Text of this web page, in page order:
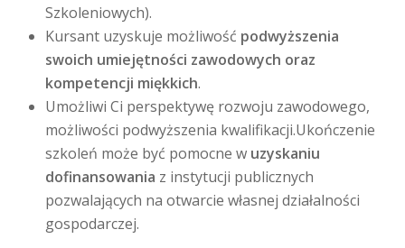
Szkoleniowych).
Kursant uzyskuje możliwość podwyższenia
swoich umiejętności zawodowych oraz
kompetencji miękkich.
Umożliwi Ci perspektywę rozwoju zawodowego,
możliwości podwyższenia kwalifikacji.Ukończenie
szkoleń może być pomocne w uzyskaniu
dofinansowania z instytucji publicznych
pozwalających na otwarcie własnej działalności
gospodarczej.